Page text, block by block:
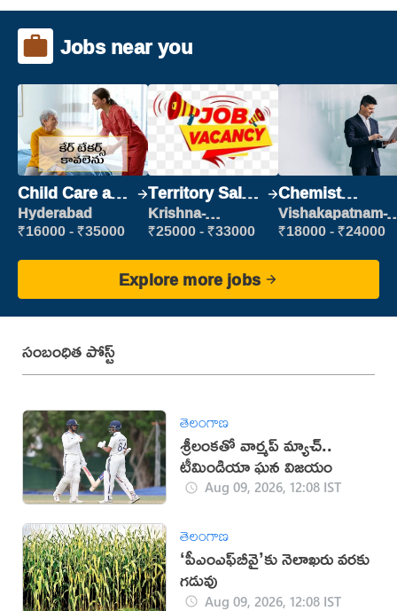
Jobs near you
Child Care and
Patient care
Hyderabad
₹16000 - ₹35000
Territory Sales
Manager
Krishna-
vijayawada
₹25000 - ₹33000
Chemist
Production
Executive
Vishakapatnam-
new
₹18000 - ₹24000
Explore more jobs
సంబంధిత పోస్ట్
తెలంగాణ
శ్రీలంకతో వార్మప్‌ మ్యాచ్..
టీమిండియా ఘన విజయం
Aug 09, 2026, 12:08 IST
తెలంగాణ
‘పీఎంఎఫ్‌బీవై’కు నెలాఖరు వరకు
గడువు
Aug 09, 2026, 12:08 IST